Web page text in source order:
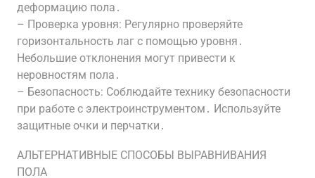
деформацию пола․
– Проверка уровня: Регулярно проверяйте
горизонтальность лаг с помощью уровня․
Небольшие отклонения могут привести к
неровностям пола․
– Безопасность: Соблюдайте технику безопасности
при работе с электроинструментом․ Используйте
защитные очки и перчатки․
АЛЬТЕРНАТИВНЫЕ СПОСОБЫ ВЫРАВНИВАНИЯ
ПОЛА